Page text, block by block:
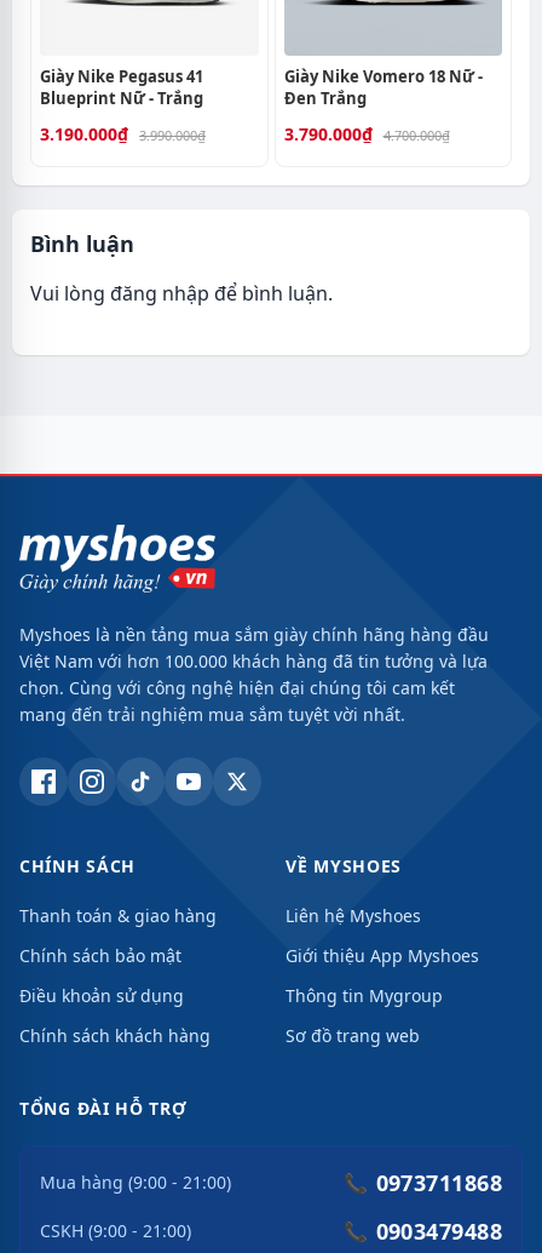
Giày Nike Pegasus 41
Blueprint Nữ - Trắng
3.190.000₫ 3.990.000₫
Giày Nike Vomero 18 Nữ -
Đen Trắng
3.790.000₫ 4.700.000₫
Bình luận
Vui lòng đăng nhập để bình luận.
Myshoes là nền tảng mua sắm giày chính hãng hàng đầu
Việt Nam với hơn 100.000 khách hàng đã tin tưởng và lựa
chọn. Cùng với công nghệ hiện đại chúng tôi cam kết
mang đến trải nghiệm mua sắm tuyệt vời nhất.
CHÍNH SÁCH
Thanh toán & giao hàng
Chính sách bảo mật
Điều khoản sử dụng
Chính sách khách hàng
VỀ MYSHOES
Liên hệ Myshoes
Giới thiệu App Myshoes
Thông tin Mygroup
Sơ đồ trang web
TỔNG ĐÀI HỖ TRỢ
Mua hàng (9:00 - 21:00) 📞 0973711868
CSKH (9:00 - 21:00) 📞 0903479488